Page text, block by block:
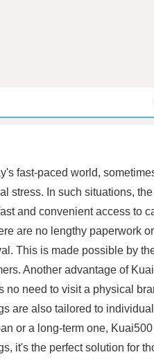
fast-paced world,
stress. In such situations,
and convenient access to
are no lengthy paperwork
This is made possible by
Another advantage of
no need to visit a physical
are also tailored to
or a long-term one,
it's the perfect solution for